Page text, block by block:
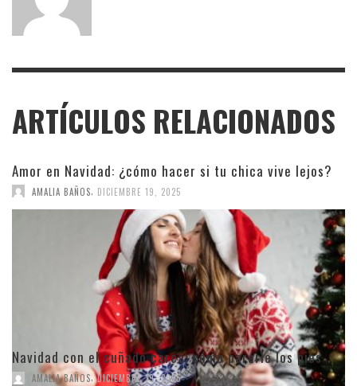
ARTÍCULOS RELACIONADOS
Amor en Navidad: ¿cómo hacer si tu chica vive lejos?
AMALIA BAÑOS DICIEMBRE 19, 2025
Navidad con el cuñado carca: cómo pararle los pies
AMALIA BAÑOS, DICIEMBRE 19, 2025